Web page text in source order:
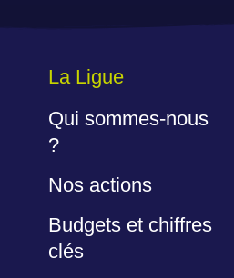
La Ligue
Qui sommes-nous
?
Nos actions
Budgets et chiffres
clés